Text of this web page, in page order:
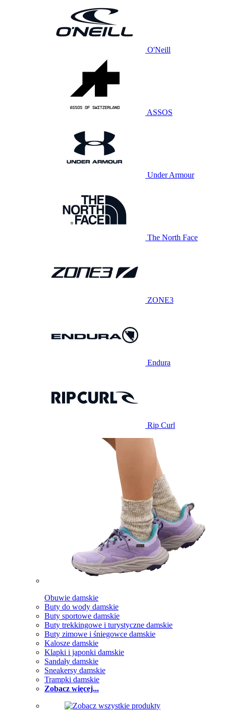
O'Neill
ASSOS
Under Armour
The North Face
ZONE3
Endura
Rip Curl
Obuwie damskie
Buty do wody damskie
Buty sportowe damskie
Buty trekkingowe i turystyczne damskie
Buty zimowe i śniegowce damskie
Kalosze damskie
Klapki i japonki damskie
Sandały damskie
Sneakersy damskie
Trampki damskie
Zobacz więcej...